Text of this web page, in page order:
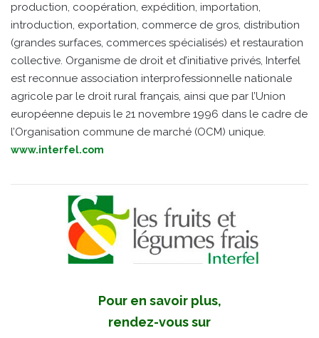
production, coopération, expédition, importation,
introduction, exportation, commerce de gros, distribution
(grandes surfaces, commerces spécialisés) et restauration
collective. Organisme de droit et d’initiative privés, Interfel
est reconnue association interprofessionnelle nationale
agricole par le droit rural français, ainsi que par l’Union
européenne depuis le 21 novembre 1996 dans le cadre de
l’Organisation commune de marché (OCM) unique.
www.interfel.com
Pour en savoir plus,
rendez-vous sur